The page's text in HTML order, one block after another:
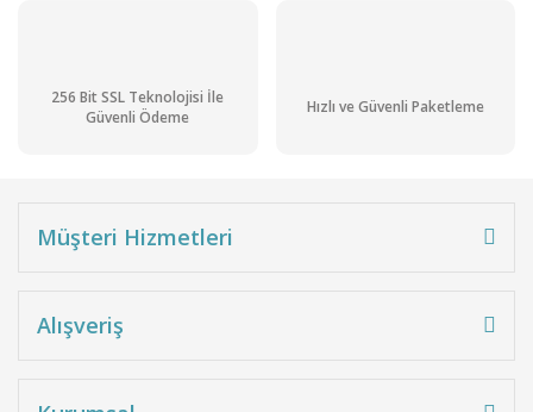
256 Bit SSL Teknolojisi İle
Güvenli Ödeme
Hızlı ve Güvenli Paketleme
Müşteri Hizmetleri
Alışveriş